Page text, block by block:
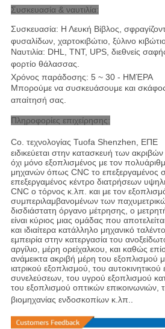
Συσκευασία & ναυτιλία:
Συσκευασία: Η Λευκή Βίβλος,
φυσαλίδων, χαρτοκιβώτιο, ξύλινο
Ναυτιλία: DHL, TNT, UPS, διεθνείς
φορτίο θάλασσας
Χρόνος παράδοσης: 5 ~ 30 - ΗΜΈΡΑ
Μπορούμε να συσκευάσουμε και
απαίτησή σας.
Πληροφορίες επιχείρησης:
Co. τεχνολογίας Tuofa Shenzhen, ΕΠΕ
ειδικεύεται στην κατασκευή των
όχι μόνο εξοπλισμένος με τον
μηχανών όπως CNC το επεξεργαμένος
επεξεργαμένος κέντρο διατρήσεων
CNC ο τόρνος κ.λπ. και με τον
συμπεριλαμβανομένων των
δισδιάστατη όργανο μέτρησης, ο
είναι κύριος μιας ομάδας που
και ιδιαίτερα κατάλληλο μηχανικό
εμπειρία στην κατεργασία του
αργίλιο, μέρη ορείχαλκου, και καθώς
ανάμεικτα ακριβή μέρη του εξοπλισμού
ιατρικού εξοπλισμού, του αυτοκινητικού
συνελεύσεων, του υγρού εξοπλισμού
του εξοπλισμού οπτικών
βιομηχανίας ενδοσκοπίων κ.λπ.